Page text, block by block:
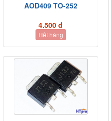
AOD409 TO-252
4.500 đ
Hết hàng